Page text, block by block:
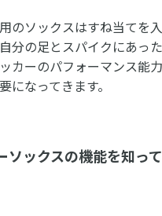
のソックスはすね当てを
分の足とスパイクにあっ
カーのパフォーマンス能
になってきます。
ソックスの機能を知っ